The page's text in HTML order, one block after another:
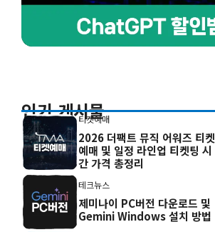
인기 게시물
티켓예매
2026 더팩트 뮤직 어워즈 티켓
예매 및 일정 라인업 티켓팅 시
간 가격 총정리
테크뉴스
제미나이 PC버전 다운로드 및
Gemini Windows 설치 방법